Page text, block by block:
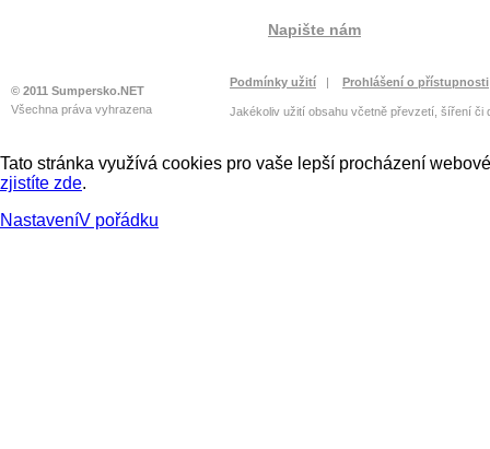
© 2011 Sumpersko.NET
Všechna práva vyhrazena
Napište nám
Podmínky užití | Prohlášení o přístupnosti
Jakékoliv užití obsahu včetně převzetí, šíření či
Tato stránka využívá cookies pro vaše lepší procházení
zjistíte zde.
NastaveníV pořádku